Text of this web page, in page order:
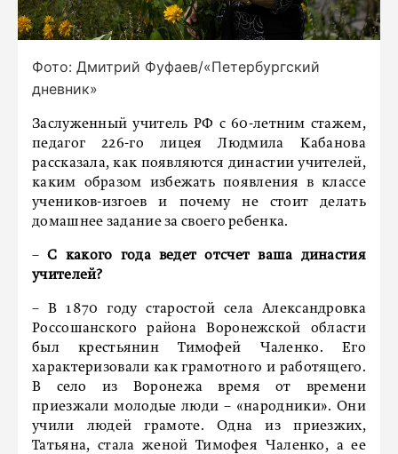
Фото: Дмитрий Фуфаев/«Петербургский
дневник»
Заслуженный учитель РФ с 60-летним стажем,
педагог 226-го лицея Людмила Кабанова
рассказала, как появляются династии учителей,
каким образом избежать появления в классе
учеников-изгоев и почему не стоит делать
домашнее задание за своего ребенка.
–С какого года ведет отсчет ваша династия
учителей?
– В 1870 году старостой села Александровка
Россошанского района Воронежской области
был крестьянин Тимофей Чаленко. Его
характеризовали как грамотного и работящего.
В село из Воронежа время от времени
приезжали молодые люди – «народники». Они
учили людей грамоте. Одна из приезжих,
Татьяна, стала женой Тимофея Чаленко, а ее